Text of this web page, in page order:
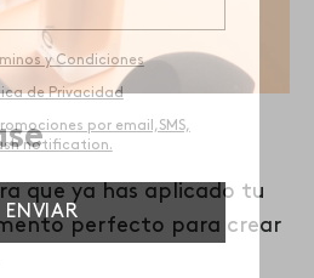
que ya has aplicado tu
perfecto para crear